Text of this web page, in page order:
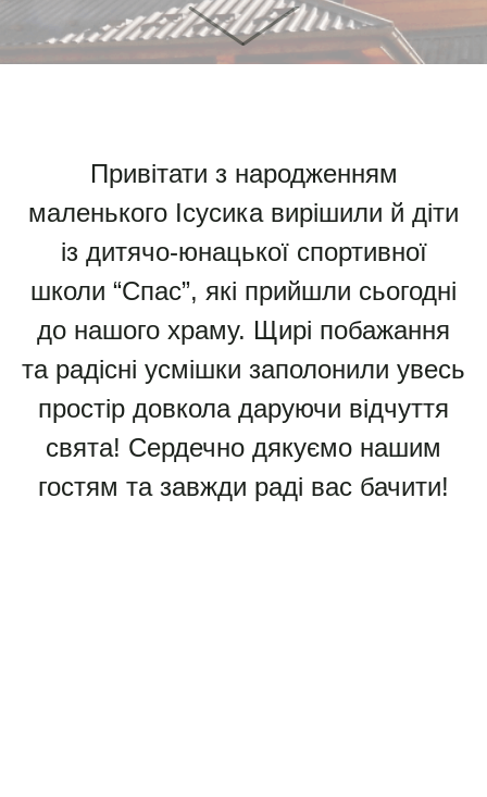
Привітати з народженням
маленького Ісусика вирішили й діти
із дитячо-юнацької спортивної
школи “Спас”, які прийшли сьогодні
до нашого храму. Щирі побажання
та радісні усмішки заполонили увесь
простір довкола даруючи відчуття
свята! Сердечно дякуємо нашим
гостям та завжди раді вас бачити!